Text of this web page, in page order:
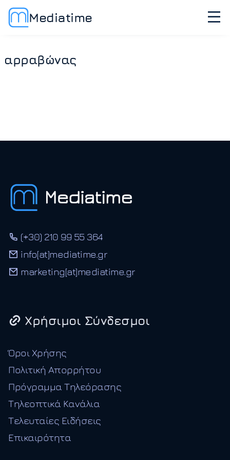
Mediatime
αρραβώνας
(+30) 210 99 55 364
info[at]mediatime.gr
marketing[at]mediatime.gr
Χρήσιμοι Σύνδεσμοι
Όροι Χρήσης
Πολιτική Απορρήτου
Πρόγραμμα Τηλεόρασης
Τηλεοπτικά Κανάλια
Τελευταίες Ειδήσεις
Επικαιρότητα